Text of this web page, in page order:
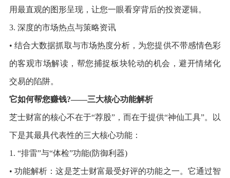
用最直观的图形呈现，让您一眼看穿背后的投资逻辑。
3. 深度的市场热点与策略资讯
• 结合大数据抓取与市场热度分析，为您提供不带感情色彩
的客观市场解读，帮您捕捉板块轮动的机会，避开情绪化
交易的陷阱。
它如何帮您赚钱?——三大核心功能解析
芝士财富的核心不在于“荐股”，而在于提供“神仙工具”。以
下是其最具代表性的三大核心功能：
1. “排雷”与“体检”功能(防御利器)
• 功能解析：这是芝士财富最受好评的功能之一。它通过智